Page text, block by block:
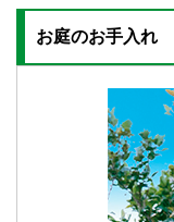
お庭のお手入れ